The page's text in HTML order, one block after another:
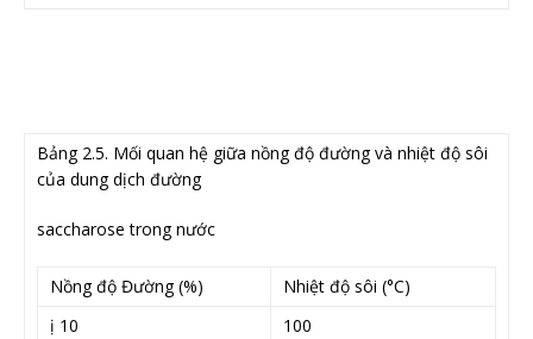
Bảng 2.5. Mối quan hệ giữa nồng độ đường và nhiệt độ sôi
của dung dịch đường
saccharose trong nước
Nồng độ Đường (%)
Nhiệt độ sôi (°C)
ị 10
100